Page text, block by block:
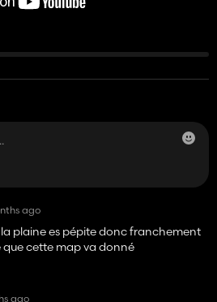
ago
plaine es pépite donc franchement
que cette map va donné
ago